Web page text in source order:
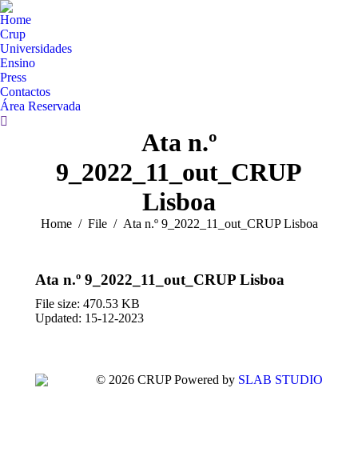
Home
Crup
Universidades
Ensino
Press
Contactos
Área Reservada
Search:
Ata n.º
9_2022_11_out_CRUP
Lisboa
You are here:
Home File Ata n.º 9_2022_11_out_CRUP Lisboa
Ata n.º 9_2022_11_out_CRUP Lisboa
File size: 470.53 KB
Updated: 15-12-2023
© 2026 CRUP Powered by SLAB STUDIO